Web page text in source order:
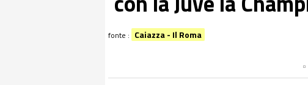
fonte : Caiazza - Il Roma